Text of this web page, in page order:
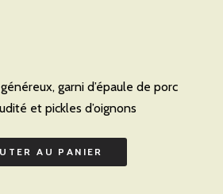
garni d’épaule de porc
et pickles d’oignons
AU PANIER